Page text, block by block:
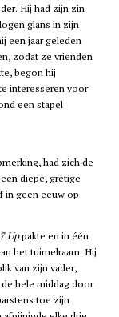
Hij had zijn zin
glans in zijn
een jaar geleden
zodat ze vrienden
begon hij
interesseren voor
een stapel
had zich de
diepe, gretige
in geen eeuw op
7 Uppakte en in één
het tuimelraam. Hij
van zijn vader,
hele middag door
toe zijn